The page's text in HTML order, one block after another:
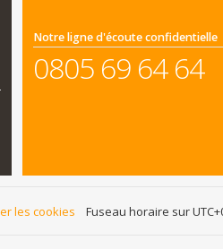
Notre ligne d'écoute confidentielle
0805 69 64 64
Fuseau horaire sur
les cookies